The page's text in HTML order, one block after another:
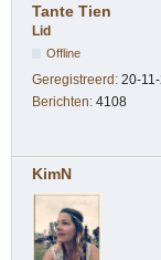
Tante Tien
Lid
Offline
Geregistreerd: 20-11-
Berichten: 4108
KimN